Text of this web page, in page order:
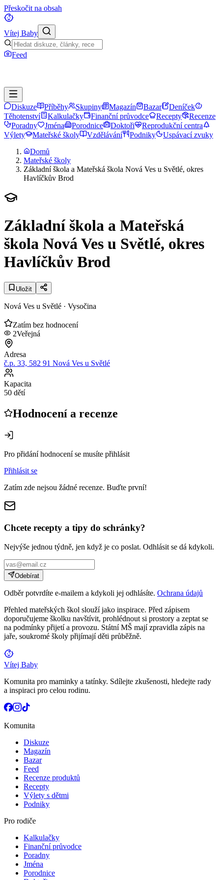
Přeskočit na obsah
Vítej Baby
Feed
Diskuze Příběhy Skupiny Magazín Bazar
Deníček
Těhotenství
Kalkulačky Finanční průvodce Recepty
Recenze
Poradny
Jména Porodnice Doktoři
Reprodukční centra
Výlety
Mateřské školy Vzdělávání Podniky
Uspávací zvuky
Domů
Mateřské školy
Základní škola a Mateřská škola Nová Ves u Světlé, okres
Havlíčkův Brod
Základní škola a Mateřská
škola Nová Ves u Světlé, okres
Havlíčkův Brod
Uložit
Nová Ves u Světlé · Vysočina
Zatím bez hodnocení
2Veřejná
Adresa
č.p. 33, 582 91 Nová Ves u Světlé
Kapacita
50 dětí
Hodnocení a recenze
Pro přidání hodnocení se musíte přihlásit
Přihlásit se
Zatím zde nejsou žádné recenze. Buďte první!
Chcete recepty a tipy do schránky?
Nejvýše jednou týdně, jen když je co poslat. Odhlásit se dá kdykoli.
Odebírat
Odběr potvrdíte e-mailem a kdykoli jej odhlásíte. Ochrana údajů
Přehled mateřských škol slouží jako inspirace. Před zápisem
doporučujeme školku navštívit, prohlédnout si prostory a zeptat se
na podmínky přijetí a provozu. Státní MŠ mají zpravidla zápis na
jaře, soukromé školy přijímají děti průběžně.
Vítej Baby
Komunita pro maminky a tatínky. Sdílejte zkušenosti, hledejte rady
a inspiraci pro celou rodinu.
Komunita
Diskuze
Magazín
Bazar
Feed
Recenze produktů
Recepty
Výlety s dětmi
Podniky
Pro rodiče
Kalkulačky
Finanční průvodce
Poradny
Jména
Porodnice